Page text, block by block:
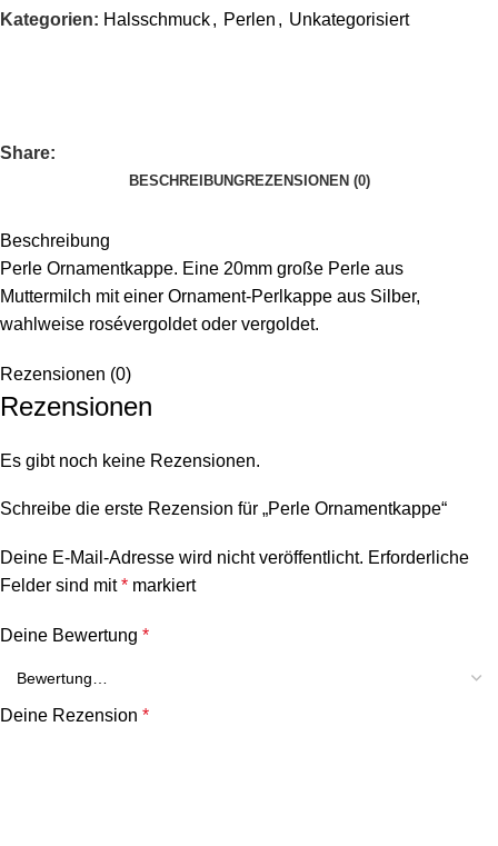
Kategorien: Halsschmuck, Perlen , Unkategorisiert
Share:
BESCHREIBUNGREZENSIONEN (0)
Beschreibung
Perle Ornamentkappe. Eine 20mm große Perle aus
Muttermilch mit einer Ornament-Perlkappe aus Silber,
wahlweise rosévergoldet oder vergoldet.
Rezensionen (0)
Rezensionen
Es gibt noch keine Rezensionen.
Schreibe die erste Rezension für „Perle Ornamentkappe“
Deine E-Mail-Adresse wird nicht veröffentlicht. Erforderliche
Felder sind mit* markiert
Deine Bewertung *
Deine Rezension *